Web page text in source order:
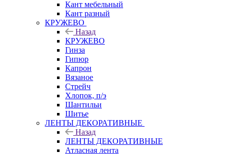
Кант мебельный
Кант разный
КРУЖЕВО
Назад
КРУЖЕВО
Гинза
Гипюр
Капрон
Вязаное
Стрейч
Хлопок, п/э
Шантильи
Шитье
ЛЕНТЫ ДЕКОРАТИВНЫЕ
Назад
ЛЕНТЫ ДЕКОРАТИВНЫЕ
Атласная лента